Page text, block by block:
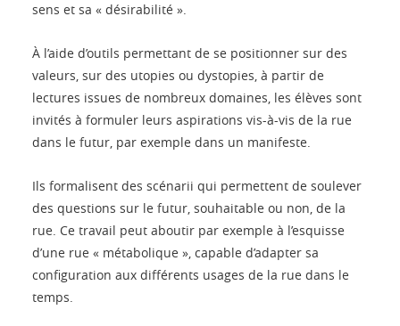
sens et sa « désirabilité ».
À l’aide d’outils permettant de se positionner sur des
valeurs, sur des utopies ou dystopies, à partir de
lectures issues de nombreux domaines, les élèves sont
invités à formuler leurs aspirations vis-à-vis de la rue
dans le futur, par exemple dans un manifeste.
Ils formalisent des scénarii qui permettent de soulever
des questions sur le futur, souhaitable ou non, de la
rue. Ce travail peut aboutir par exemple à l’esquisse
d’une rue « métabolique », capable d’adapter sa
configuration aux différents usages de la rue dans le
temps.